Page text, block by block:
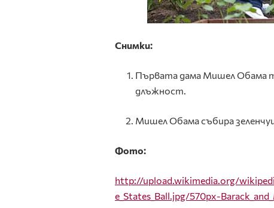
Снимки:
Първата дама Мишел Обама
длъжност.
Мишел Обама събира
Фото:
http://upload.wikimedia.org/
e_States_Ball.jpg/570px-